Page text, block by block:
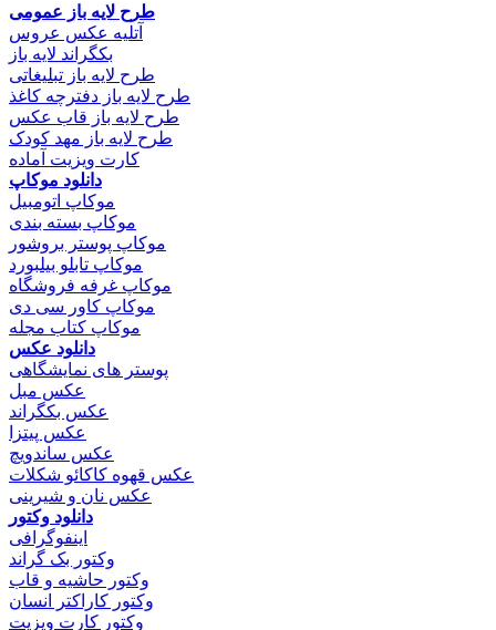
طرح لایه باز عمومی
آتلیه عکس عروس
بکگراند لایه باز
طرح لایه باز تبلیغاتی
طرح لایه باز دفترچه کاغذ
طرح لایه باز قاب عکس
طرح لایه باز مهد کودک
کارت ویزیت آماده
دانلود موکاپ
موکاپ اتومبیل
موکاپ بسته بندی
موکاپ پوستر بروشور
موکاپ تابلو بیلبورد
موکاپ غرفه فروشگاه
موکاپ کاور سی دی
موکاپ کتاب مجله
دانلود عکس
پوستر های نمایشگاهی
عکس مبل
عکس بکگراند
عکس پیتزا
عکس ساندویچ
عکس قهوه کاکائو شکلات
عکس نان و شیرینی
دانلود وکتور
اینفوگرافی
وکتور بک گراند
وکتور حاشیه و قاب
وکتور کاراکتر انسان
وکتور کارت ویزیت